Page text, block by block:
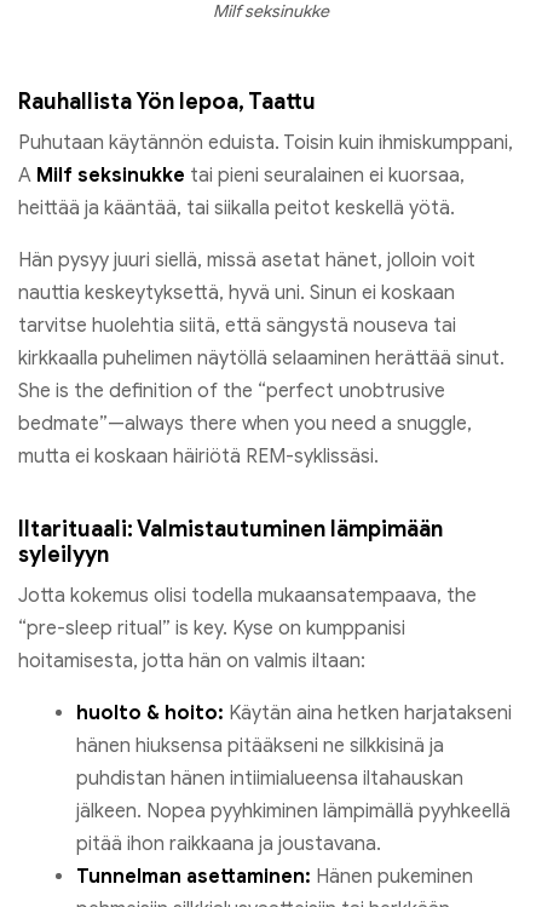
Milf seksinukke
Rauhallista Yön lepoa, Taattu
Puhutaan käytännön eduista. Toisin kuin ihmiskumppani,
A Milf seksinukke tai pieni seuralainen ei kuorsaa,
heittää ja kääntää, tai siikalla peitot keskellä yötä.
Hän pysyy juuri siellä, missä asetat hänet, jolloin voit
nauttia keskeytyksettä, hyvä uni. Sinun ei koskaan
tarvitse huolehtia siitä, että sängystä nouseva tai
kirkkaalla puhelimen näytöllä selaaminen herättää sinut.
She is the definition of the “perfect unobtrusive
bedmate”—always there when you need a snuggle,
mutta ei koskaan häiriötä REM-syklissäsi.
Iltarituaali: Valmistautuminen lämpimään
syleilyyn
Jotta kokemus olisi todella mukaansatempaava, the
“pre-sleep ritual” is key. Kyse on kumppanisi
hoitamisesta, jotta hän on valmis iltaan:
huolto & hoito: Käytän aina hetken harjatakseni
hänen hiuksensa pitääkseni ne silkkisinä ja
puhdistan hänen intiimialueensa iltahauskan
jälkeen. Nopea pyyhkiminen lämpimällä pyyhkeellä
pitää ihon raikkaana ja joustavana.
Tunnelman asettaminen: Hänen pukeminen